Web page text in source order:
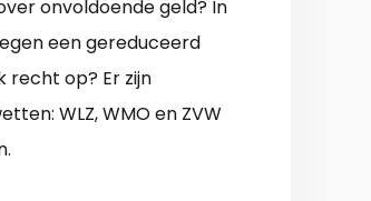
onvoldoende geld? In
een gereduceerd
recht op? Er zijn
WLZ, WMO en ZVW